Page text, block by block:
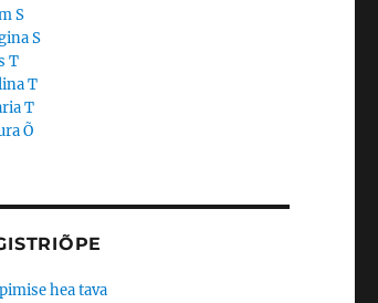
S
S
T
T
T
Õ
hea tava